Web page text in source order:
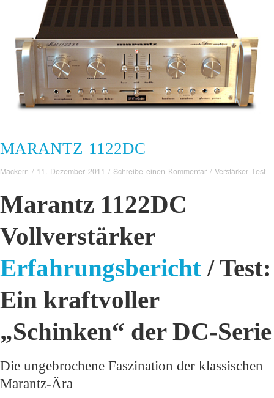
MARANTZ 1122DC
Mackern / 11. Dezember 2011 / Schreibe einen Kommentar / Verstärker Test
Marantz 1122DC
Vollverstärker
Erfahrungsbericht / Test:
Ein kraftvoller
„Schinken“ der DC-Serie
Die ungebrochene Faszination der klassischen
Marantz-Ära